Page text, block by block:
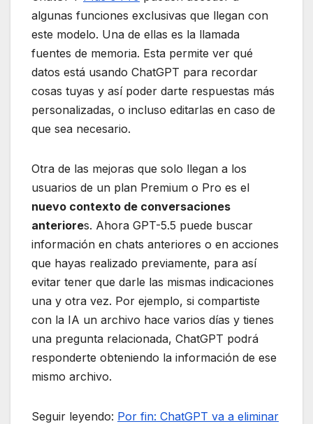
algunas funciones exclusivas que llegan con
este modelo. Una de ellas es la llamada
fuentes de memoria. Esta permite ver qué
datos está usando ChatGPT para recordar
cosas tuyas y así poder darte respuestas más
personalizadas, o incluso editarlas en caso de
que sea necesario.
Otra de las mejoras que solo llegan a los
usuarios de un plan Premium o Pro es el
nuevo contexto de conversaciones
anteriores. Ahora GPT-5.5 puede buscar
información en chats anteriores o en acciones
que hayas realizado previamente, para así
evitar tener que darle las mismas indicaciones
una y otra vez. Por ejemplo, si compartiste
con la IA un archivo hace varios días y tienes
una pregunta relacionada, ChatGPT podrá
responderte obteniendo la información de ese
mismo archivo.
Seguir leyendo: Por fin: ChatGPT va a eliminar